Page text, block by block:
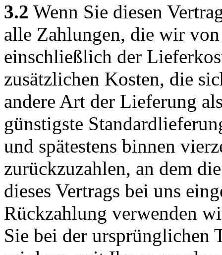
3.2 Wenn Sie diesen
alle Zahlungen, die wir
einschließlich der
zusätzlichen Kosten, die
andere Art der Lieferung
günstigste
und spätestens binnen
zurückzuzahlen, an dem
dieses Vertrags bei uns
Rückzahlung verwenden
Sie bei der ursprünglichen